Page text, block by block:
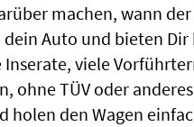
machen, wann
Auto und bieten
Inserate, viele
ohne TÜV oder
holen den Wagen